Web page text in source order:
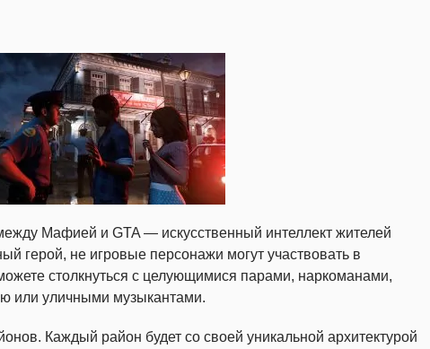
Мафией и GTA — искусственный интеллект жителей
герой, не игровые персонажи могут участвовать в
столкнуться с целующимися парами, наркоманами,
или уличными музыкантами.
Каждый район будет со своей уникальной архитектурой